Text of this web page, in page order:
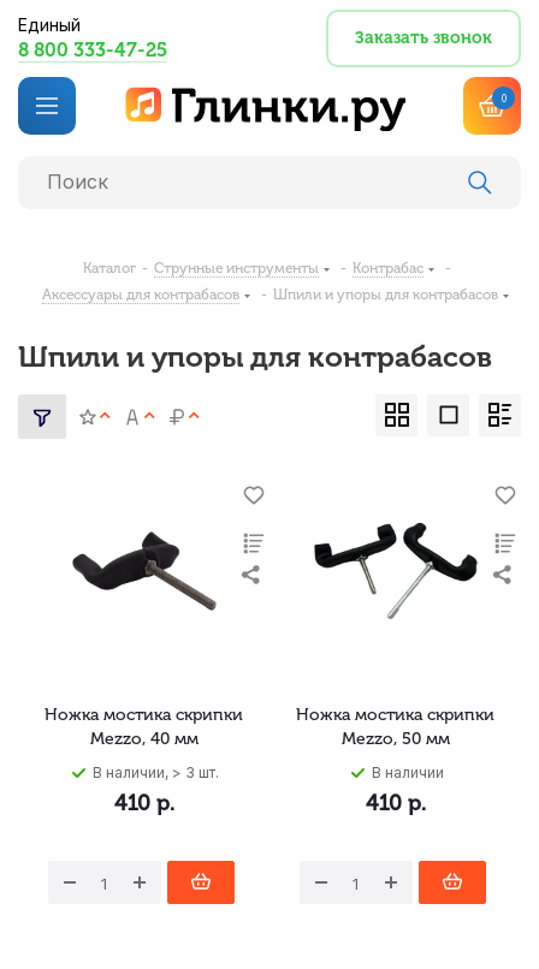
Единый
8 800 333-47-25
Заказать звонок
0
Каталог - Струнные инструменты - Контрабас
-
Аксессуары для контрабасов
- Шпили и упоры для контрабасов
Шпили и упоры для контрабасов
Ножка мостика скрипки
Mezzo, 40 мм
В наличии, > 3 шт.
410р.
Ножка мостика скрипки
Mezzo, 50 мм
В наличии
410р.